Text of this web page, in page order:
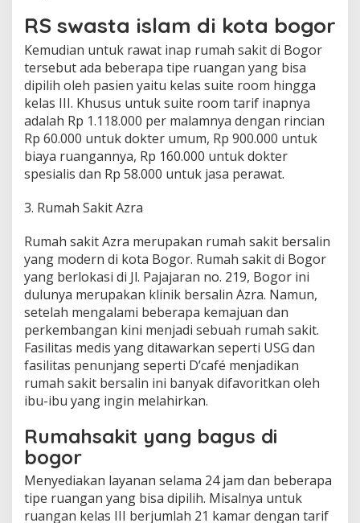
RS swasta islam di kota bogor
Kemudian untuk rawat inap rumah sakit di Bogor
tersebut ada beberapa tipe ruangan yang bisa
dipilih oleh pasien yaitu kelas suite room hingga
kelas III. Khusus untuk suite room tarif inapnya
adalah Rp 1.118.000 per malamnya dengan rincian
Rp 60.000 untuk dokter umum, Rp 900.000 untuk
biaya ruangannya, Rp 160.000 untuk dokter
spesialis dan Rp 58.000 untuk jasa perawat.
3. Rumah Sakit Azra
Rumah sakit Azra merupakan rumah sakit bersalin
yang modern di kota Bogor. Rumah sakit di Bogor
yang berlokasi di Jl. Pajajaran no. 219, Bogor ini
dulunya merupakan klinik bersalin Azra. Namun,
setelah mengalami beberapa kemajuan dan
perkembangan kini menjadi sebuah rumah sakit.
Fasilitas medis yang ditawarkan seperti USG dan
fasilitas penunjang seperti D’café menjadikan
rumah sakit bersalin ini banyak difavoritkan oleh
ibu-ibu yang ingin melahirkan.
Rumahsakit yang bagus di
bogor
Menyediakan layanan selama 24 jam dan beberapa
tipe ruangan yang bisa dipilih. Misalnya untuk
ruangan kelas III berjumlah 21 kamar dengan tarif